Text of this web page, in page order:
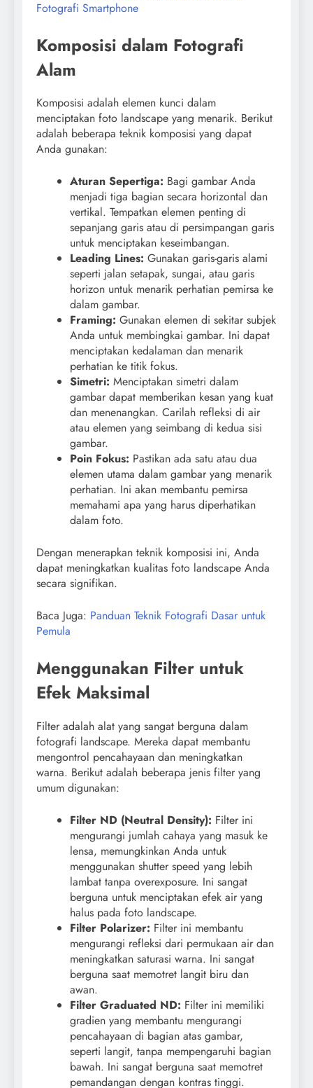
Fotografi Smartphone
Komposisi dalam Fotografi
Alam
Komposisi adalah elemen kunci dalam
menciptakan foto landscape yang menarik. Berikut
adalah beberapa teknik komposisi yang dapat
Anda gunakan:
Aturan Sepertiga: Bagi gambar Anda
menjadi tiga bagian secara horizontal dan
vertikal. Tempatkan elemen penting di
sepanjang garis atau di persimpangan garis
untuk menciptakan keseimbangan.
Leading Lines: Gunakan garis-garis alami
seperti jalan setapak, sungai, atau garis
horizon untuk menarik perhatian pemirsa ke
dalam gambar.
Framing: Gunakan elemen di sekitar subjek
Anda untuk membingkai gambar. Ini dapat
menciptakan kedalaman dan menarik
perhatian ke titik fokus.
Simetri: Menciptakan simetri dalam
gambar dapat memberikan kesan yang kuat
dan menenangkan. Carilah refleksi di air
atau elemen yang seimbang di kedua sisi
gambar.
Poin Fokus: Pastikan ada satu atau dua
elemen utama dalam gambar yang menarik
perhatian. Ini akan membantu pemirsa
memahami apa yang harus diperhatikan
dalam foto.
Dengan menerapkan teknik komposisi ini, Anda
dapat meningkatkan kualitas foto landscape Anda
secara signifikan.
Baca Juga: Panduan Teknik Fotografi Dasar untuk
Pemula
Menggunakan Filter untuk
Efek Maksimal
Filter adalah alat yang sangat berguna dalam
fotografi landscape. Mereka dapat membantu
mengontrol pencahayaan dan meningkatkan
warna. Berikut adalah beberapa jenis filter yang
umum digunakan:
Filter ND (Neutral Density): Filter ini
mengurangi jumlah cahaya yang masuk ke
lensa, memungkinkan Anda untuk
menggunakan shutter speed yang lebih
lambat tanpa overexposure. Ini sangat
berguna untuk menciptakan efek air yang
halus pada foto landscape.
Filter Polarizer: Filter ini membantu
mengurangi refleksi dari permukaan air dan
meningkatkan saturasi warna. Ini sangat
berguna saat memotret langit biru dan
awan.
Filter Graduated ND: Filter ini memiliki
gradien yang membantu mengurangi
pencahayaan di bagian atas gambar,
seperti langit, tanpa mempengaruhi bagian
bawah. Ini sangat berguna saat memotret
pemandangan dengan kontras tinggi.